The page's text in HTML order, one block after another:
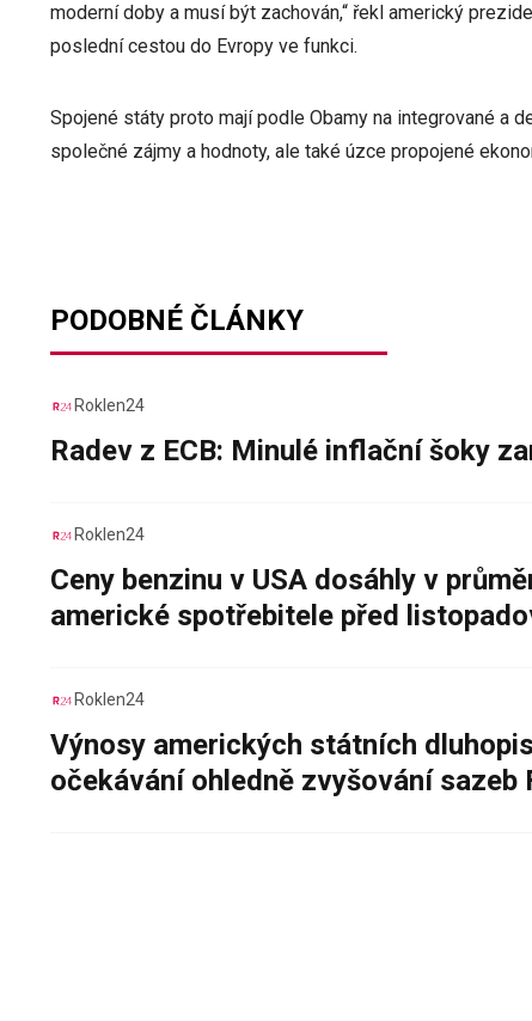
moderní doby a musí být zachován,“ řekl americký
poslední cestou do Evropy ve funkci.
Spojené státy proto mají podle Obamy na integrované a
společné zájmy a hodnoty, ale také úzce propojené
PODOBNÉ ČLÁNKY
Roklen24
Radev z ECB: Minulé inflační šoky
Roklen24
Ceny benzinu v USA dosáhly v
americké spotřebitele před
Roklen24
Výnosy amerických státních
očekávání ohledně zvyšování sazeb